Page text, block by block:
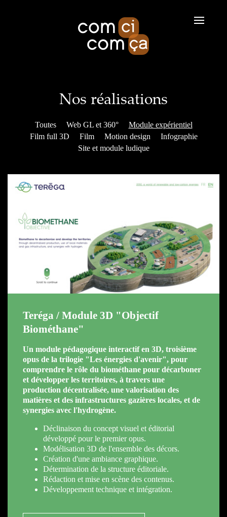
Nos réalisations
Toutes Web GL et 360°
Module expérientiel
Film full 3D
Film Motion design
Infographie
Site et module ludique
Teréga / Module 3D "Objectif
Biométhane"
Un module pédagogique interactif en 3D, troisième
opus de la trilogie "Les énergies d'avenir", pour
comprendre le rôle du biométhane pour décarboner
et développer les territoires, à travers une
production décentralisée, une valorisation des
matières et des infrastructures gazières locales, et de
synergies avec l'hydrogène.
Déclinaison du concept visuel et éditorial
développé pour le premier opus.
Modélisation 3D de l'ensemble des décors.
Création d'une ambiance graphique.
Détermination de la structure éditoriale.
Rédaction et mise en scène des contenus.
Développement technique et intégration.